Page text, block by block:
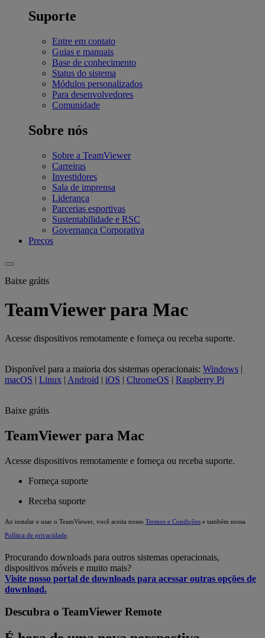
Suporte
Entre em contato
Guias e manuais
Base de conhecimento
Status do sistema
Módulos personalizados
Para desenvolvedores
Comunidade
Sobre nós
Sobre a TeamViewer
Carreiras
Investidores
Sala de imprensa
Liderança
Parcerias esportivas
Sustentabilidade e RSC
Governança Corporativa
Preços
Baixe grátis
TeamViewer para Mac
Acesse dispositivos remotamente e forneça ou receba suporte.
Disponível para a maioria dos sistemas operacionais: Windows |
macOS | Linux | Android | iOS | ChromeOS | Raspberry Pi
Baixe grátis
TeamViewer para Mac
Acesse dispositivos remotamente e forneça ou receba suporte.
Forneça suporte
Receba suporte
Ao instalar e usar o TeamViewer, você aceita nosso Termos e Condições e também nossa
Política de privacidade
Procurando downloads para outros sistemas operacionais,
dispositivos móveis e muito mais?
Visite nosso portal de downloads para acessar outras opções de
download.
Descubra o TeamViewer Remote